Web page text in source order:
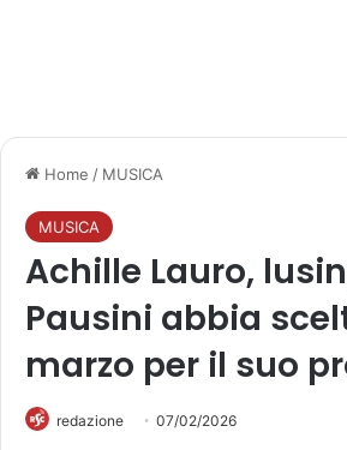
Home / MUSICA
MUSICA
Achille Lauro,
Pausini abbia
marzo per il suo
redazione 07/02/2026